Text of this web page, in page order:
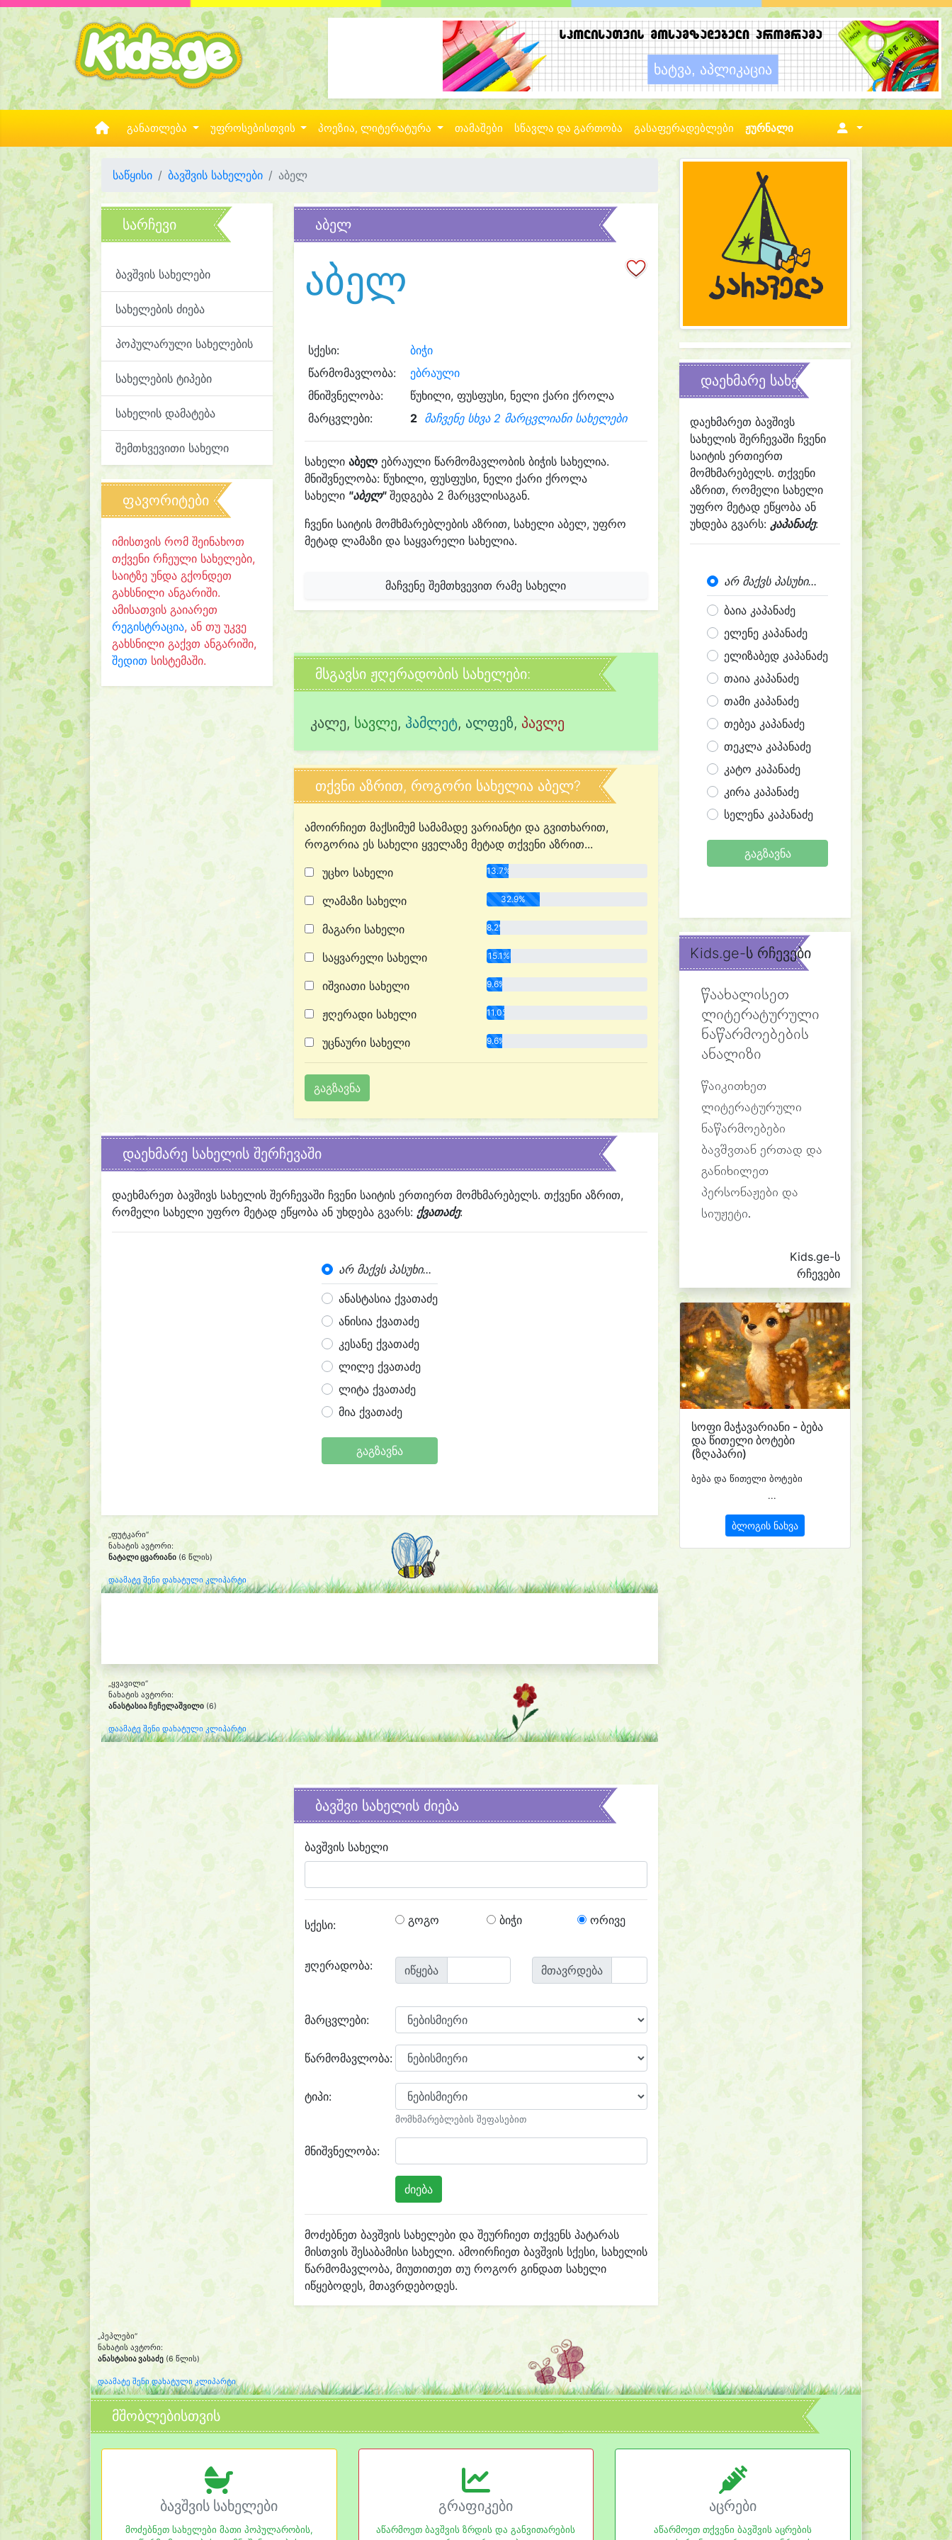
განათლება უფროსებისთვის პოეზია, ლიტერატურა თამაშები სწავლა და გართობა გასაფერადებლები ჟურნალი
საწყისი ბავშვის სახელები აბელ
სარჩევი
ბავშვის სახელები
სახელების ძიება
პოპულარული სახელების
სახელების ტიპები
სახელის დამატება
შემთხვევითი სახელი
ფავორიტები
იმისთვის რომ შეინახოთ
თქვენი რჩეული სახელები,
საიტზე უნდა გქონდეთ
გახსნილი ანგარიში.
ამისათვის გაიარეთ
რეგისტრაცია, ან თუ უკვე
გახსნილი გაქვთ ანგარიში,
შედით სისტემაში.
აბელ
აბელ
სქესი:
ბიჭი
წარმომავლობა:
ებრაული
მნიშვნელობა:
წუხილი, ფუსფუსი, ნელი ქარი ქროლა
მარცვლები:
2 მაჩვენე სხვა 2 მარცვლიანი სახელები
სახელი აბელებრაული წარმომავლობის ბიჭის სახელია.
მნიშვნელობა: წუხილი, ფუსფუსი, ნელი ქარი ქროლა
სახელი "აბელ"შედგება 2 მარცვლისაგან.
ჩვენი საიტის მომხმარებლების აზრით, სახელი აბელ, უფრო
მეტად ლამაზი და საყვარელი სახელია.
მაჩვენე შემთხვევით რამე სახელი
მსგავსი ჟღერადობის სახელები:
კალე, სავლე, ჰამლეტ, ალფეზ, პავლე
თქვნი აზრით, როგორი სახელია აბელ?
ამოირჩიეთ მაქსიმუმ სამამადე ვარიანტი და გვითხარით,
როგორია ეს სახელი ყველაზე მეტად თქვენი აზრით...
უცხო სახელი
13.7%
ლამაზი სახელი 32.9%
მაგარი სახელი 8.2%
საყვარელი სახელი 15.1%
იშვიათი სახელი 9.6%
ჟღერადი სახელი 11.0%
უცნაური სახელი 9.6%
დაეხმარე სახელის შერჩევაში
დაეხმარეთ ბავშივს სახელის შერჩევაში ჩვენი საიტის ერთიერთ მომხმარებელს. თქვენი აზრით,
რომელი სახელი უფრო მეტად ეწყობა ან უხდება გვარს: ქვათაძე:
არ მაქვს პასუხი...
ანასტასია ქვათაძე
ანისია ქვათაძე
კესანე ქვათაძე
ლილე ქვათაძე
ლიტა ქვათაძე
მია ქვათაძე
გაგზავნა
„ფუტკარი“
ნახატის ავტორი:
ნატალი ცვარიანი (6 წლის)
დაამატე შენი დახატული კლიპარტი
„ყვავილი“
ნახატის ავტორი:
ანასტასია ჩეჩელაშვილი (6)
დაამატე შენი დახატული კლიპარტი
ბავშვი სახელის ძიება
ბავშვის სახელი
სქესი: გოგო ბიჭი ორივე
ჟღერადობა: იწყება მთავრდება
მარცვლები:
წარმომავლობა:
ტიპი:
მომხმარებლების შეფასებით
მნიშვნელობა:
მოძებნეთ ბავშვის სახელები და შეურჩიეთ თქვენს პატარას
მისთვის შესაბამისი სახელი. ამოირჩიეთ ბავშვის სქესი, სახელის
წარმომავლობა, მიუთითეთ თუ როგორ გინდათ სახელი
იწყებოდეს, მთავრდებოდეს.
დაეხმარე სახელის შერჩევაში
დაეხმარეთ ბავშივს
სახელის შერჩევაში ჩვენი
საიტის ერთიერთ
მომხმარებელს. თქვენი
აზრით, რომელი სახელი
უფრო მეტად ეწყობა ან
უხდება გვარს: კაპანაძე:
არ მაქვს პასუხი...
ბაია კაპანაძე
ელენე კაპანაძე
ელიზაბედ კაპანაძე
თაია კაპანაძე
თამი კაპანაძე
თებეა კაპანაძე
თეკლა კაპანაძე
კატო კაპანაძე
კირა კაპანაძე
სელენა კაპანაძე
გაგზავნა
Kids.ge-ს რჩევები
წაახალისეთ
ლიტერატურული
ნაწარმოებების
ანალიზი
წაიკითხეთ
ლიტერატურული
ნაწარმოებები
ბავშვთან ერთად და
განიხილეთ
პერსონაჟები და
სიუჟეტი.
Kids.ge-ს
რჩევები
სოფი მაჭავარიანი - ბება
და წითელი ბოტები
(ზღაპარი)
ბება და წითელი ბოტები
...
ბლოგის ნახვა
„პეპლები“
ნახატის ავტორი:
ანასტასია ვასაძე (6 წლის)
დაამატე შენი დახატული კლიპარტი
მშობლებისთვის
ბავშვის სახელები
მოძებნეთ სახელები მათი პოპულარობის,
გრაფიკები
აწარმოეთ ბავშვის ზრდის და განვითარების
აცრები
აწარმოეთ თქვენი ბავშვის აცრების